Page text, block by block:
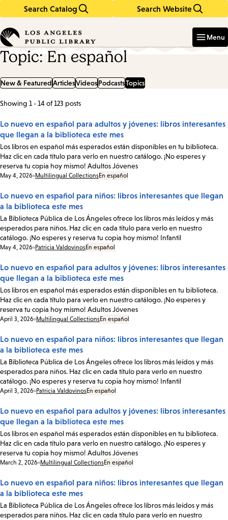
Search Catalog Search Website
in
keywords
Menu
Topic: En español
New & FeaturedArticlesVideosPodcastsTopics
List
of
posts
Showing 1 - 14 of 123 posts
Lo nuevo en español para adultos y jóvenes: libros interesantes
que llegan a la biblioteca este mes
Los libros en español más esperados están disponibles en tu biblioteca.
Haz clic en cada título para verlo en nuestro catálogo. ¡No esperes y
reserva tu copia hoy mismo! Adultos Jóvenes
Date:
May 4, 2026 Multilingual Collections En español
Lo nuevo en español para niños: libros interesantes que llegan
a la biblioteca este mes
La Biblioteca Pública de Los Ángeles ofrece los libros más leídos y más
esperados para niños. Haz clic en cada título para verlo en nuestro
catálogo. ¡No esperes y reserva tu copia hoy mismo! Infantil
Date:
May 4, 2026 Patricia Valdovinos En español
Lo nuevo en español para adultos y jóvenes: libros interesantes
que llegan a la biblioteca este mes
Los libros en español más esperados están disponibles en tu biblioteca.
Haz clic en cada título para verlo en nuestro catálogo. ¡No esperes y
reserva tu copia hoy mismo! Adultos Jóvenes
Date:
April 3, 2026 Multilingual Collections En español
Lo nuevo en español para niños: libros interesantes que llegan
a la biblioteca este mes
La Biblioteca Pública de Los Ángeles ofrece los libros más leídos y más
esperados para niños. Haz clic en cada título para verlo en nuestro
catálogo. ¡No esperes y reserva tu copia hoy mismo! Infantil
Date:
April 3, 2026 Patricia Valdovinos En español
Lo nuevo en español para adultos y jóvenes: libros interesantes
que llegan a la biblioteca este mes
Los libros en español más esperados están disponibles en tu biblioteca.
Haz clic en cada título para verlo en nuestro catálogo. ¡No esperes y
reserva tu copia hoy mismo! Adultos Jóvenes
Date:
March 2, 2026 Multilingual Collections En español
Lo nuevo en español para niños: libros interesantes que llegan
a la biblioteca este mes
La Biblioteca Pública de Los Ángeles ofrece los libros más leídos y más
esperados para niños. Haz clic en cada título para verlo en nuestro